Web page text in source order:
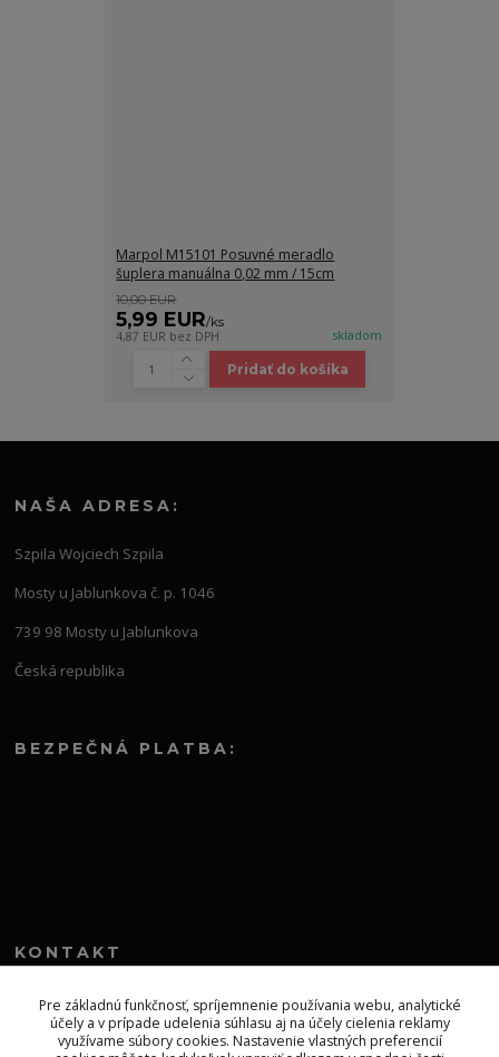
Marpol M15101 Posuvné meradlo
šuplera manuálna 0,02 mm / 15cm
10,00 EUR
5,99 EUR/ks
4,87 EUR bez DPH skladom
Pridať do košíka
NAŠA ADRESA:
Szpila Wojciech Szpila
Mosty u Jablunkova č. p. 1046
739 98 Mosty u Jablunkova
Česká republika
BEZPEČNÁ PLATBA:
KONTAKT
+421 552 304 860
Po-Pia 8.00-13.00
Pre základnú funkčnosť, spríjemnenie používania webu, analytické
účely a v prípade udelenia súhlasu aj na účely cielenia reklamy
využívame súbory cookies. Nastavenie vlastných preferencií